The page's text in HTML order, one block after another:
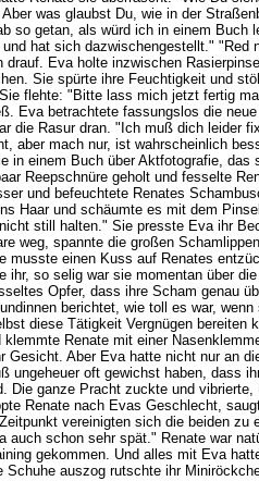
was glaubst Du, wie in der
getan, als würd ich in einem
hat sich dazwischengestellt."
Eva holte inzwischen
Sie spürte ihre Feuchtigkeit und
flehte: "Bitte lass mich jetzt fertig
betrachtete fassungslos die
Rasur dran. "Ich muß dich leider
mach nur, ist wahrscheinlich
einem Buch über Aktfotografie,
Reepschnüre geholt und fesselte
und befeuchtete Renates
Haar und schäumte es mit dem
still halten." Sie presste Eva ihr
spannte die großen
einen Kuss auf Renates
so selig war sie momentan über
Opfer, dass ihre Scham genau
berichtet, wie toll es war,
diese Tätigkeit Vergnügen
Renate mit einer
Aber Eva hatte nicht nur an
oft gewichst haben, dass
ganze Pracht zuckte und
Renate nach Evas Geschlecht,
vereinigten sich die beiden
schon sehr spät." Renate war
gekommen. Und alles mit Eva
auszog rutschte ihr